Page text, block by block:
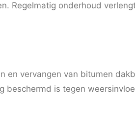
Regelmatig onderhoud
en vervangen van bitumen
beschermd is tegen